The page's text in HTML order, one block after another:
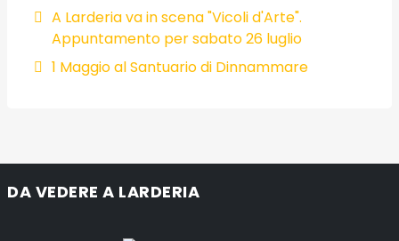
A Larderia va in scena "Vicoli d'Arte".
Appuntamento per sabato 26 luglio
1 Maggio al Santuario di Dinnammare
DA VEDERE A LARDERIA